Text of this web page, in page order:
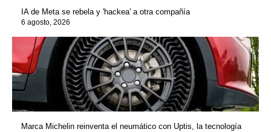
IA de Meta se rebela y 'hackea' a otra compañía
6 agosto, 2026
Marca Michelin reinventa el neumático con Uptis, la tecnología